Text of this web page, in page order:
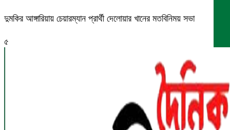
দুমকির আঙ্গারিয়ায় চেয়ারম্যান প্রার্থী দেলোয়ার খানের মতবিনিময় সভা
৫